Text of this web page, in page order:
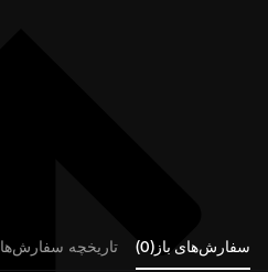
سفارش‌های باز(0) تاریخچه سفارش‌ها